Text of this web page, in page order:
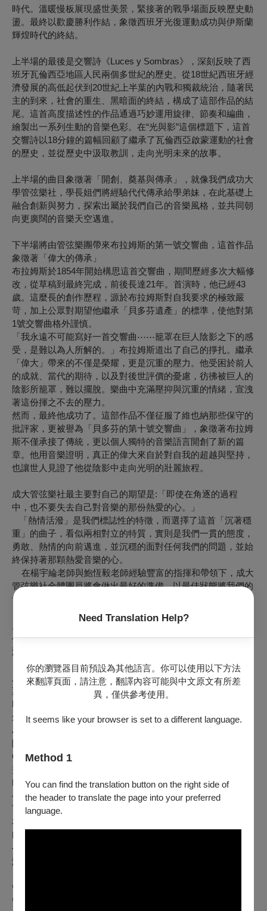
Need Translation Help?
你的瀏覽器目前預設為其他語言。你可以使用以下方法
來翻譯頁面，請注意，翻譯內容可能與中文原文有所差
異，僅供參考使用。
It seems like your browser is set to a different language.
Method 1
You can find the translation button on the right side of
the header to translate the page into your preferred
language.
時代。溫暖慢板展現盛世美景，緊接著的戰爭場面反映歷史動
盪。最終以歡慶勝利作結，象徵西班牙光復運動成功與伊斯蘭
輝煌時代的終結。
上半場的最後是交響詩《Luces y Sombras》，深刻反映了西
班牙瓦倫西亞地區人民兩個多世紀的歷史。從18世紀西班牙經
濟發展的高低起伏到20世紀上半葉的內戰和獨裁統治，隨著民
主的到來，社會的重生、黑暗面的終結，構成了這部作品的結
尾。這首高度描述性的作品通過巧妙運用旋律、節奏和編曲，
繪製出一系列生動的音樂色彩。在“光與影”這個標題下，這首
交響詩以18分鐘的篇幅回顧了繼承了瓦倫西亞啟蒙運動的社會
的歷史，並從歷史中汲取教訓，走向光明未來的故事。
上半場的曲目象徵著「開創、奠基與傳承」，就像我們成功大
學管弦樂社，學長姐們將經驗代代傳承給學弟妹，在此基礎上
融合創新與努力，探索出屬於我們自己的音樂風格，並共同朝
向更廣闊的音樂天空邁進。
下半場將由管弦樂團帶來布拉姆斯的第一號交響曲，這首作品
象徵著「偉大的傳承」
布拉姆斯於1854年開始構思這首交響曲，期間歷經多次大幅修
改，從草稿到最終完成，前後長達21年。首演時，他已經43
歲。這麼長的創作歷程，源於布拉姆斯對自我要求的極致嚴
苛，加上公眾對期望他繼承「貝多芬遺產」的標準，使他對第
1號交響曲格外謹慎。
「我永遠不可能寫好一首交響曲⋯⋯籠罩在巨人陰影之下的感
受，是難以為人所解的。」布拉姆斯道出了自己的掙扎。繼承
「偉大」帶來的不僅是榮耀，更是沉重的壓力。他受困於前人
的成就、當代的期待，以及對後世評價的憂慮，彷彿被巨人的
陰影所籠罩，難以擺脫。樂曲中充滿壓抑與沉重的情緒，宣洩
著這份揮之不去的壓力。
然而，最終他成功了。這部作品不僅征服了維也納那些保守的
批評家，更被譽為「貝多芬的第十號交響曲」，象徵著布拉姆
斯不僅承接了傳統，更以個人獨特的音樂語言開創了新的篇
章。他用音樂證明，真正的偉大來自於對自我的超越與堅持，
也讓世人見證了他從陰影中走向光明的壯麗旅程。
成大管弦樂社最主要對自己的期望是:「即使在角逐的過程
中，也不要失去自己對音樂的那份熱愛的心。」
「熱情活潑」是我們標誌性的特徵，而選擇了這首「沉著穩
重」的曲子，看似兩相對立的特質，實則是我們一貫的態度，
勇敢、熱情的向前邁進，並沉穩的面對任何我們的問題，並始
終保持著那顆熱愛音樂的心。
在楊宇綸老師與鮑恆毅老師經驗豐富的指揮和帶領下，成大
管弦樂社全體團員將會做出最好的準備，以最佳狀態將我們的
音樂傳達給聽眾。
最後，成大管弦樂社期待與您在2025年的巡迴音樂會上相
————
演出曲目
上半場（管樂團）
萊恩·諾林：《造物者的印記》
Ryan Nowlin: The maker’s Mark
朱莉·吉羅：《可汗》
Julie Giroux: Khan
陳畊宇：《阿爾罕布拉》長號協奏曲
Chen Keng Yu : Alhambra for Trombone and Concert Band
費雷爾·費蘭：《光與影》
Ferrer Ferran：Luces y Sombras
——————中場休息——————
下半場（管弦樂團）
布拉姆斯:第一號交響曲
Brahms: Symphony No. 1 in C minor, Op. 68
———————————————————————
演出人員
管樂團客席指揮：楊宇綸
管弦樂團指揮：鮑恆毅